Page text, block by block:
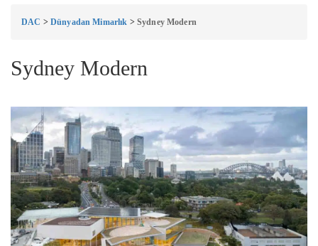
DAC > Dünyadan Mimarlık > Sydney Modern
Sydney Modern